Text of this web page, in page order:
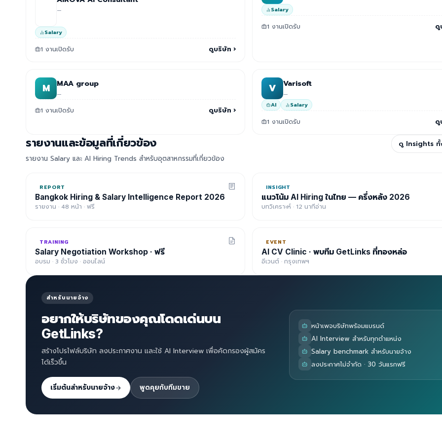
—
Salary
1 งานเปิดรับ ดูบริษัท ›
Salary
1 งานเปิดรับ ดู
M MAA group
—
1 งานเปิดรับ ดูบริษัท ›
V Varisoft
—
AI Salary
1 งานเปิดรับ ดู
รายงานและข้อมูลที่เกี่ยวข้อง
รายงาน Salary และ AI Hiring Trends สำหรับอุตสาหกรรมที่เกี่ยวข้อง
ดู Insights ทั้
REPORT
Bangkok Hiring & Salary Intelligence Report 2026
รายงาน · 48 หน้า · ฟรี
INSIGHT
แนวโน้ม AI Hiring ในไทย — ครึ่งหลัง 2026
บทวิเคราะห์ · 12 นาทีอ่าน
TRAINING
Salary Negotiation Workshop · ฟรี
อบรม · 3 ชั่วโมง · ออนไลน์
EVENT
AI CV Clinic · พบทีม GetLinks ที่ทองหล่อ
อีเวนต์ · กรุงเทพฯ
สำหรับนายจ้าง
อยากให้บริษัทของคุณโดดเด่นบน
GetLinks?
สร้างโปรไฟล์บริษัท ลงประกาศงาน และใช้ AI Interview เพื่อคัดกรองผู้สมัคร
ได้เร็วขึ้น
เริ่มต้นสำหรับนายจ้าง พูดคุยกับทีมขาย
หน้าเพจบริษัทพร้อมแบรนด์
AI Interview สำหรับทุกตำแหน่ง
Salary benchmark สำหรับนายจ้าง
ลงประกาศไม่จำกัด · 30 วันแรกฟรี